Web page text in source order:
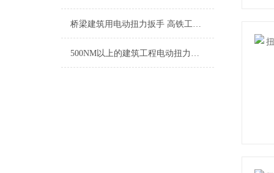
桥梁建筑用电动扭力扳手 高铁工程电动扭矩扳手 风电设备螺栓紧固电动扳手
500NM以上的建筑工程电动扭力扳手,钢结构电动套筒扭力扳手